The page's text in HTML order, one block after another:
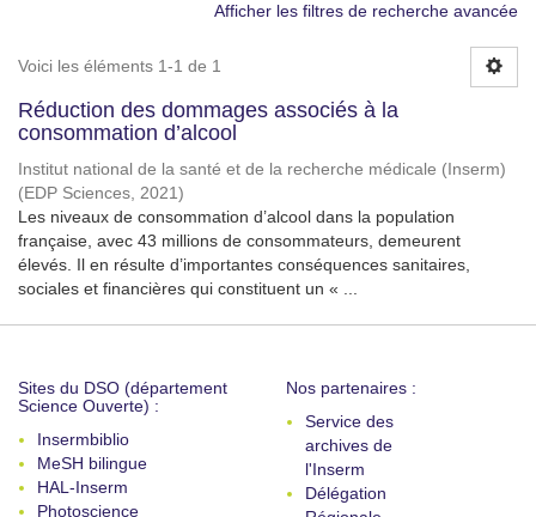
Afficher les filtres de recherche avancée
Voici les éléments 1-1 de 1
Réduction des dommages associés à la
consommation d’alcool
Institut national de la santé et de la recherche médicale (Inserm)
(EDP Sciences, 2021)
Les niveaux de consommation d’alcool dans la population
française, avec 43 millions de consommateurs, demeurent
élevés. Il en résulte d’importantes conséquences sanitaires,
sociales et financières qui constituent un « ...
Sites du DSO (département
Science Ouverte) :
Insermbiblio
MeSH bilingue
HAL-Inserm
Photoscience
Nos partenaires :
Service des
archives de
l'Inserm
Délégation